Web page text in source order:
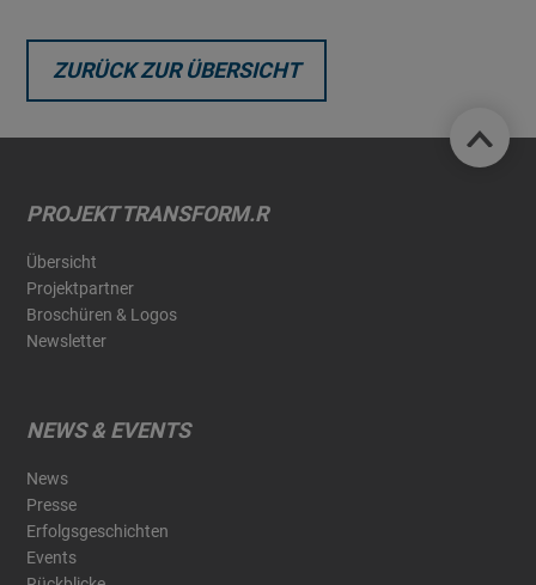
ZURÜCK ZUR ÜBERSICHT
PROJEKT TRANSFORM.R
Übersicht
Projektpartner
Broschüren & Logos
Newsletter
NEWS & EVENTS
News
Presse
Erfolgsgeschichten
Events